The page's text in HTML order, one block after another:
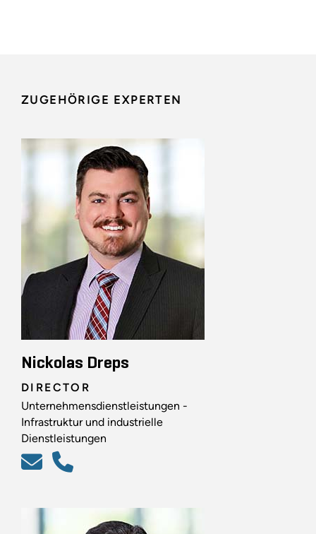
ZUGEHÖRIGE EXPERTEN
Nickolas Dreps
DIRECTOR
Unternehmensdienstleistungen -
Infrastruktur und industrielle
Dienstleistungen